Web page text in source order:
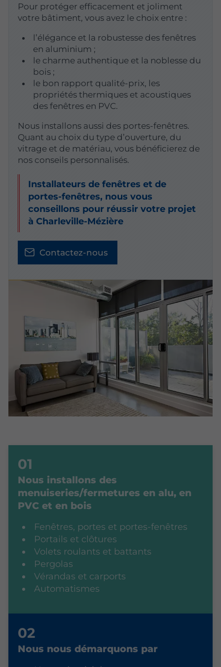
Pour protéger efficacement et joliment
votre bâtiment, vous avez le choix entre :
l’élégance et la robustesse des fenêtres
en aluminium ;
le charme authentique et la noblesse du
bois ;
le bon rapport qualité-prix, les
propriétés thermiques et acoustiques
des fenêtres en PVC.
Nous installons aussi des portes-fenêtres.
Quant au choix du type d’ouverture, du
vitrage et de matériau, vous bénéficierez de
nos conseils personnalisés.
Installateurs de fenêtres et de
portes-fenêtres, nous vous
conseillons pour réussir votre projet
à Charleville-Mézière
Contactez-nous
Nous installons des
menuiseries/fermetures en alu, en
PVC et en bois
Fenêtres, portes et portes-fenêtres
Portails et clôtures
Volets roulants et battants
Pergolas
Vérandas et carports
Automatismes
Nous nous démarquons par